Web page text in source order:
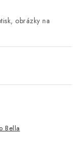
obrázky na
Bella